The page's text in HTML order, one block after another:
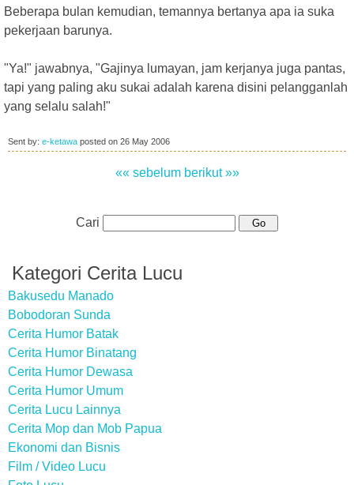
Beberapa bulan kemudian, temannya bertanya apa ia suka
pekerjaan barunya.
"Ya!" jawabnya, "Gajinya lumayan, jam kerjanya juga pantas,
tapi yang paling aku sukai adalah karena disini pelangganlah
yang selalu salah!"
Sent by: e-ketawa posted on 26 May 2006
«« sebelum berikut »»
Cari
Kategori Cerita Lucu
Bakusedu Manado
Bobodoran Sunda
Cerita Humor Batak
Cerita Humor Binatang
Cerita Humor Dewasa
Cerita Humor Umum
Cerita Lucu Lainnya
Cerita Mop dan Mob Papua
Ekonomi dan Bisnis
Film / Video Lucu